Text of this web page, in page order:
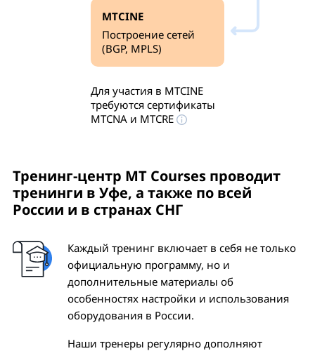
MTCINE
Построение сетей
(BGP, MPLS)
Для участия в MTCINE
требуются сертификаты
MTCNA и MTCRE
Тренинг-центр MT Courses проводит
тренинги в Уфе, а также по всей
России и в странах СНГ
Каждый тренинг включает в себя не только
официальную программу, но и
дополнительные материалы об
особенностях настройки и использования
оборудования в России.
Наши тренеры регулярно дополняют